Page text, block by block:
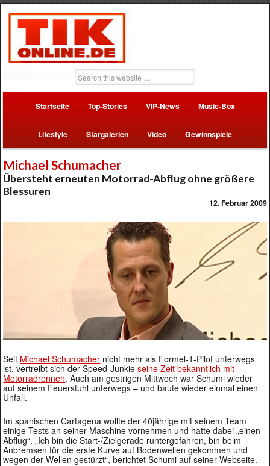
Startseite Top-Stories VIP-News Music-Box
Lifestyle Stargalerien Video Gewinnspiele
Michael Schumacher
Übersteht erneuten Motorrad-Abflug ohne größere
Blessuren
12. Februar 2009
Seit Michael Schumacher nicht mehr als Formel-1-Pilot unterwegs
ist, vertreibt sich der Speed-Junkieseine Zeit bekanntlich mit
Motorradrennen. Auch am gestrigen Mittwoch war Schumi wieder
auf seinem Feuerstuhl unterwegs – und baute wieder einmal einen
Unfall.
Im spanischen Cartagena wollte der 40jährige mit seinem Team
einige Tests an seiner Maschine vornehmen und hatte dabei „einen
Abflug“. „Ich bin die Start-/Zielgerade runtergefahren, bin beim
Anbremsen für die erste Kurve auf Bodenwellen gekommen und
wegen der Wellen gestürzt“, berichtet Schumi auf seiner Webseite.